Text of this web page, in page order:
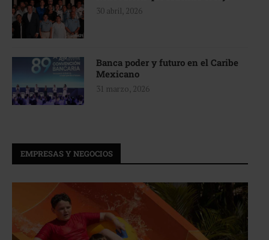
30 abril, 2026
Banca poder y futuro en el Caribe
Mexicano
31 marzo, 2026
EMPRESAS Y NEGOCIOS